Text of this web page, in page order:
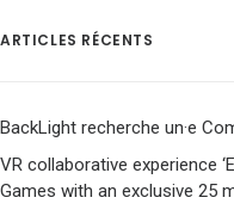
ARTICLES RÉCENTS
BackLight recherche un·e
VR collaborative experience
Games with an exclusive 25